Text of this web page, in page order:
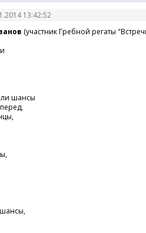
13:42:52
(участник Гребной регаты
шансы